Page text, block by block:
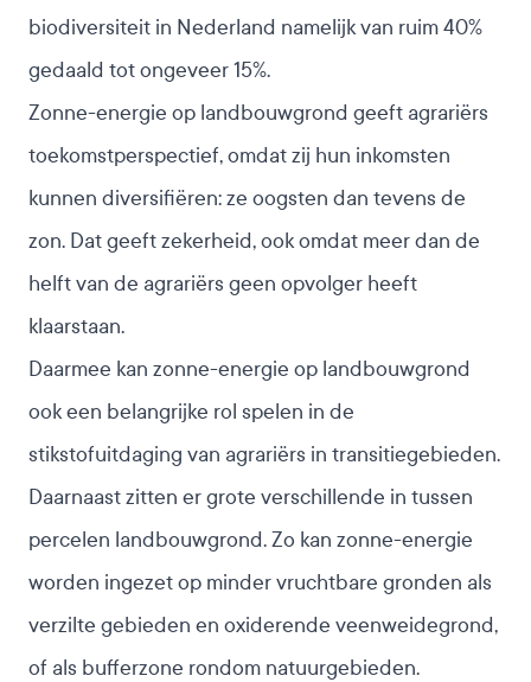
biodiversiteit in Nederland namelijk van ruim 40%
gedaald tot ongeveer 15%.
Zonne-energie op landbouwgrond geeft agrariërs
toekomstperspectief, omdat zij hun inkomsten
kunnen diversifiëren: ze oogsten dan tevens de
zon. Dat geeft zekerheid, ook omdat meer dan de
helft van de agrariërs geen opvolger heeft
klaarstaan.
Daarmee kan zonne-energie op landbouwgrond
ook een belangrijke rol spelen in de
stikstofuitdaging van agrariërs in transitiegebieden.
Daarnaast zitten er grote verschillende in tussen
percelen landbouwgrond. Zo kan zonne-energie
worden ingezet op minder vruchtbare gronden als
verzilte gebieden en oxiderende veenweidegrond,
of als bufferzone rondom natuurgebieden.